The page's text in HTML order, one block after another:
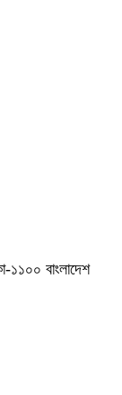
১১০০ বাংলাদেশ